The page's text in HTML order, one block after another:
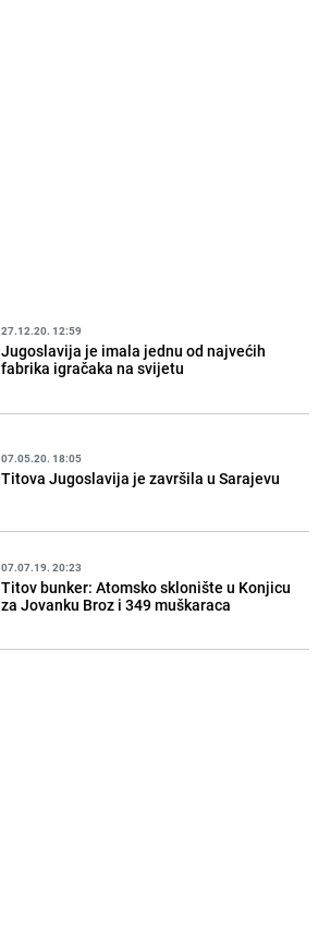
27.12.20. 12:59
Jugoslavija je imala jednu od najvećih
fabrika igračaka na svijetu
07.05.20. 18:05
Titova Jugoslavija je završila u Sarajevu
07.07.19. 20:23
Titov bunker: Atomsko sklonište u Konjicu
za Jovanku Broz i 349 muškaraca